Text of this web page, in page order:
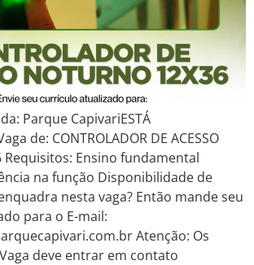
Parque CapivariESTÁ
de: CONTROLADOR DE ACESSO
Requisitos: Ensino fundamental
na função Disponibilidade de
nesta vaga? Então mande seu
para o E-mail:
Atenção: Os
deve entrar em contato